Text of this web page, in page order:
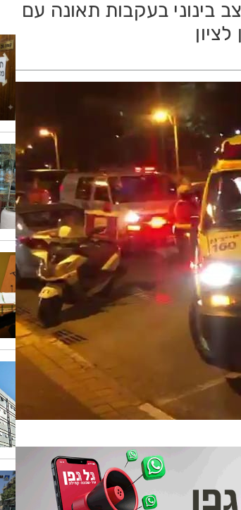
במצב בינוני בעקבות תאונה עם